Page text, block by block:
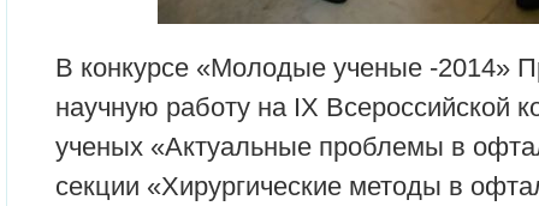
В конкурсе «Молодые ученые -2014»
научную работу на IХ Всероссийской
ученых «Актуальные проблемы в
секции «Хирургические методы в